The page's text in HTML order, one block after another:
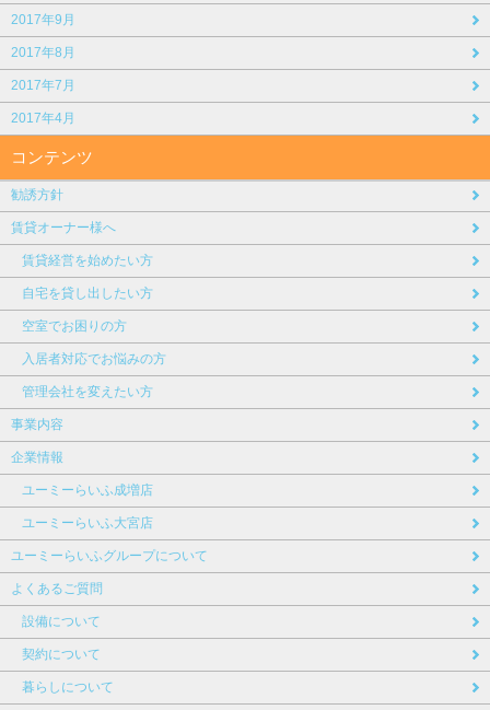
2017年9月
2017年8月
2017年7月
2017年4月
コンテンツ
勧誘方針
賃貸オーナー様へ
賃貸経営を始めたい方
自宅を貸し出したい方
空室でお困りの方
入居者対応でお悩みの方
管理会社を変えたい方
事業内容
企業情報
ユーミーらいふ成増店
ユーミーらいふ大宮店
ユーミーらいふグループについて
よくあるご質問
設備について
契約について
暮らしについて